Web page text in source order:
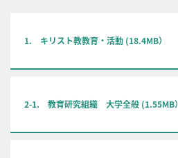
1. キリスト教教育・活動 (18.4MB）
2-1. 教育研究組織 大学全般 (1.55MB）